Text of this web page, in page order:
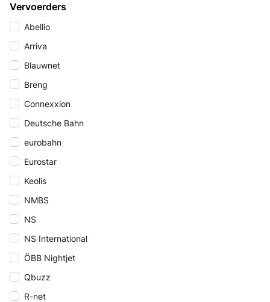
Vervoerders
Abellio
Arriva
Blauwnet
Breng
Connexxion
Deutsche Bahn
eurobahn
Eurostar
Keolis
NMBS
NS
NS International
ÖBB Nightjet
Qbuzz
R-net